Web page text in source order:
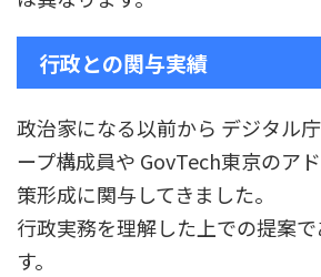
行政との関与実績
政治家になる以前から デジタル
ープ構成員や GovTech東京のア
策形成に関与してきました。
行政実務を理解した上での提案
す。